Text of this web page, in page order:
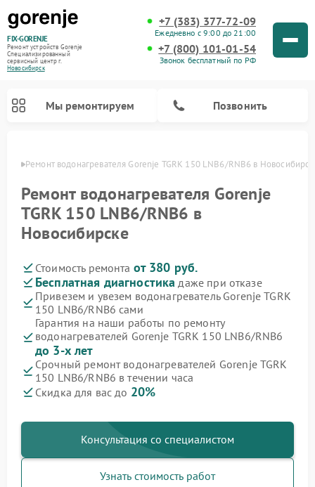
FIX-GORENJE
Ремонт устройств Gorenje
Специализированный
cервисный центр г.
Новосибирск
+7 (383) 377-72-09
Ежедневно с 9:00 до 21:00
+7 (800) 101-01-54
Звонок бесплатный по РФ
Мы ремонтируем Позвонить
Ремонт водонагревателя Gorenje TGRK 150 LNB6/RNB6 в
Ремонт водонагревателя Gorenje
TGRK 150 LNB6/RNB6 в
Новосибирске
Стоимость ремонта от 380 руб.
Бесплатная диагностика даже при отказе
Привезем и увезем водонагреватель Gorenje TGRK
150 LNB6/RNB6 сами
Гарантия на наши работы по ремонту
водонагревателей Gorenje TGRK 150 LNB6/RNB6
до 3-х лет
Срочный ремонт водонагревателей Gorenje TGRK
150 LNB6/RNB6 в течении часа
Скидка для вас до 20%
Консультация со специалистом
Узнать стоимость работ